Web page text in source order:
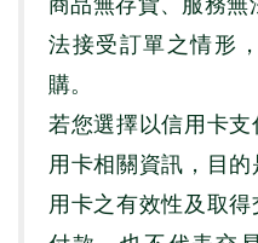
商品無存貨、服務無
法接受訂單之情形，
購。
若您選擇以信用卡
用卡相關資訊，目
用卡之有效性及取